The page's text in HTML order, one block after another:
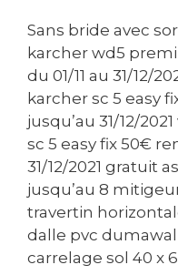
Sans bride avec
karcher wd5
du 01/11 au 31/12/
karcher sc 5 easy
jusqu’au 31/12/
sc 5 easy fix 50€
31/12/2021 gratuit
jusqu’au 8
travertin
dalle pvc
carrelage sol 40 x